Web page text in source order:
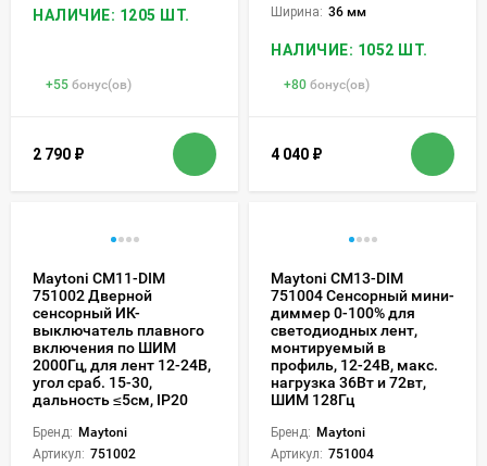
НАЛИЧИЕ: 1205 ШТ.
+55 бонус(ов)
2 790 ₽
Ширина: 36 мм
НАЛИЧИЕ: 1052 ШТ.
+80 бонус(ов)
4 040 ₽
Maytoni CM11-DIM
751002 Дверной
сенсорный ИК-
выключатель плавного
включения по ШИМ
2000Гц, для лент 12-24В,
угол сраб. 15-30,
дальность ≤5см, IP20
Бренд: Maytoni
Артикул: 751002
Maytoni CM13-DIM
751004 Сенсорный мини-
диммер 0-100% для
светодиодных лент,
монтируемый в
профиль, 12-24В, макс.
нагрузка 36Вт и 72вт,
ШИМ 128Гц
Бренд: Maytoni
Артикул: 751004